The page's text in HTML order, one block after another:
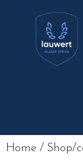
Home / Shop/